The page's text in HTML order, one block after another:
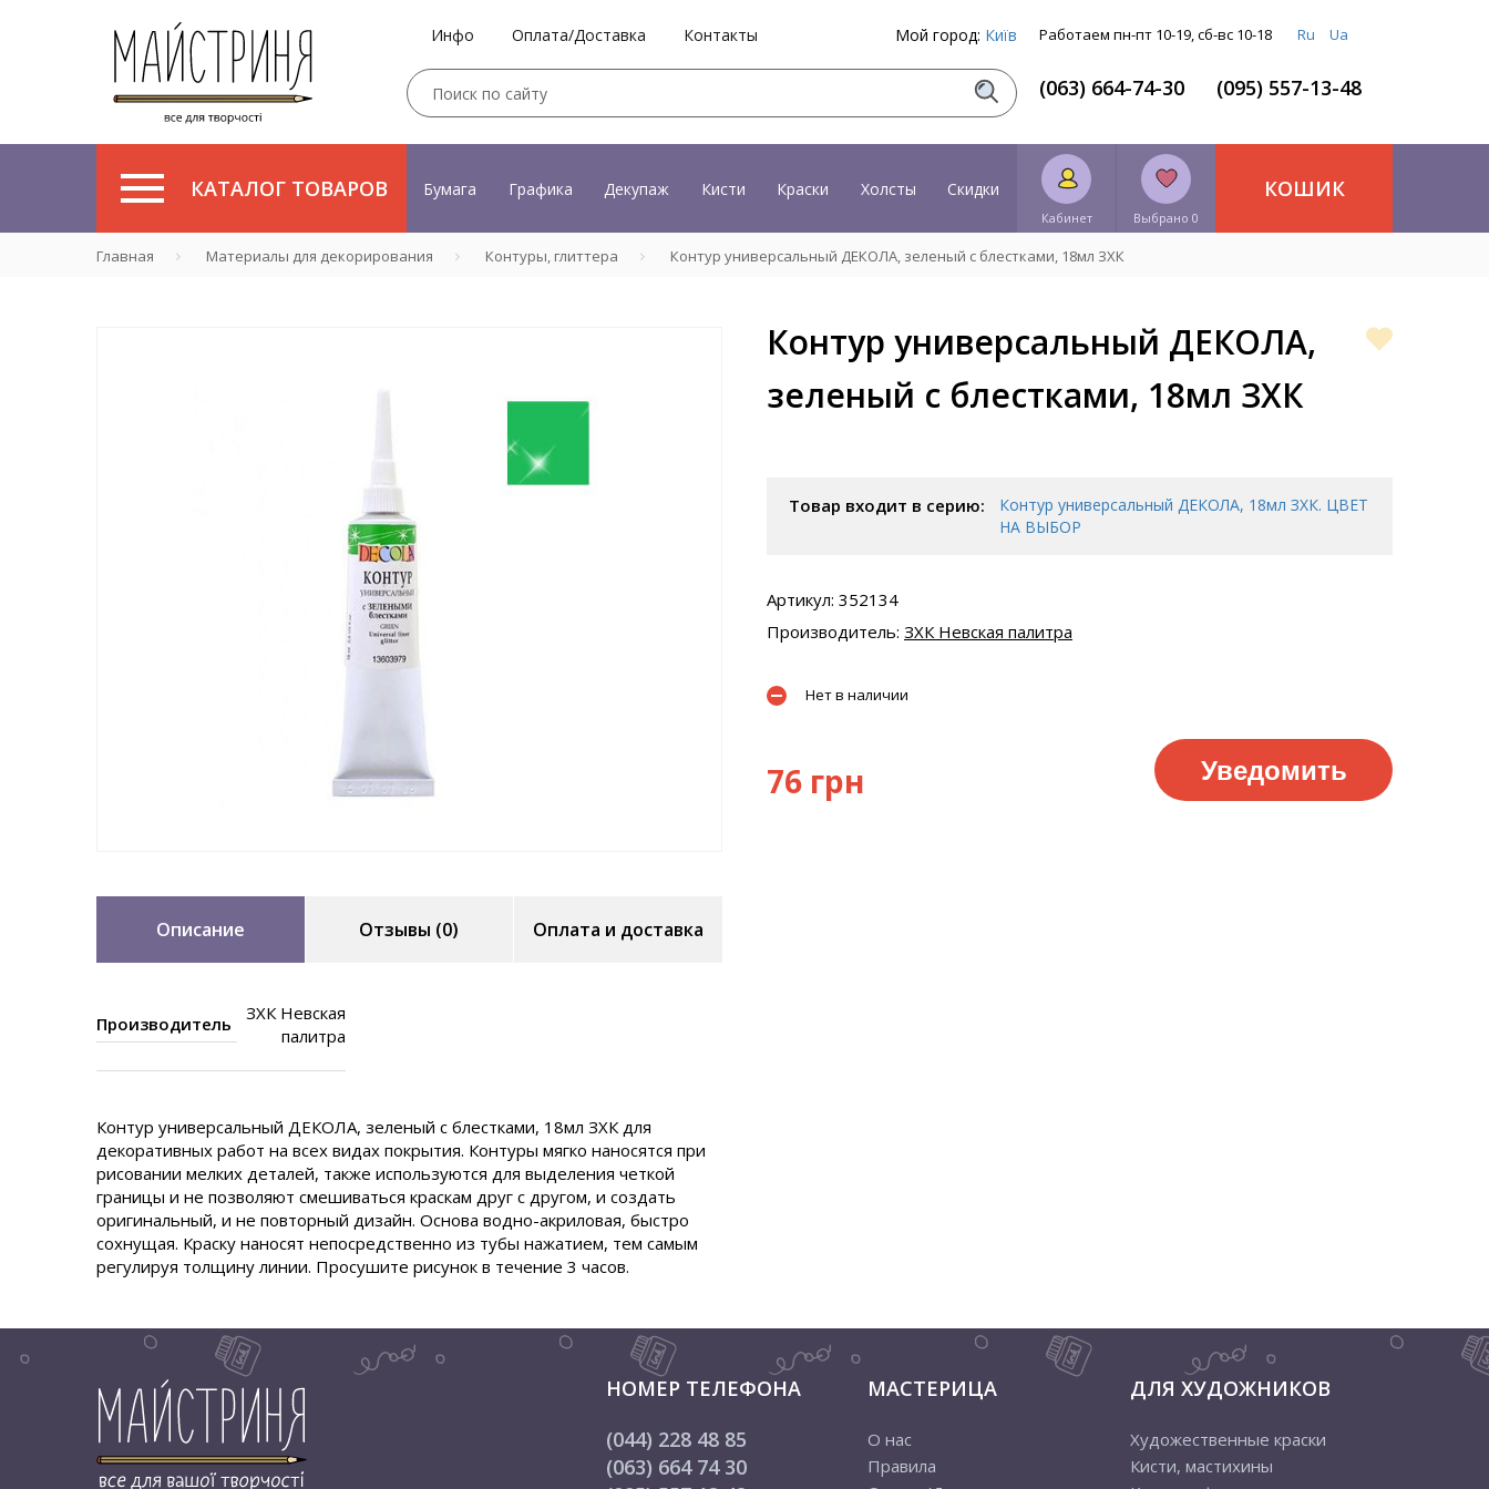
Инфо Оплата/Доставка Контакты Мой город: Київ Работаем пн-пт 10-19, сб-вс 10-18 Ru Ua
(063) 664-74-30 (095) 557-13-48
КАТАЛОГ ТОВАРОВ Бумага Графика Декупаж Кисти Краски Холсты Скидки
Кабинет Выбрано 0
КОШИК
Главная Материалы для декорирования Контуры, глиттера Контур универсальный ДЕКОЛА, зеленый с блестками, 18мл ЗХК
Описание Отзывы (0) Оплата и доставка
Производитель
ЗХК Невская
палитра
Контур универсальный ДЕКОЛА, зеленый с блестками, 18мл ЗХК для
декоративных работ на всех видах покрытия. Контуры мягко наносятся при
рисовании мелких деталей, также используются для выделения четкой
границы и не позволяют смешиваться краскам друг с другом, и создать
оригинальный, и не повторный дизайн. Основа водно-акриловая, быстро
сохнущая. Краску наносят непосредственно из тубы нажатием, тем самым
регулируя толщину линии. Просушите рисунок в течение 3 часов.
Контур универсальный ДЕКОЛА,
зеленый с блестками, 18мл ЗХК
Товар входит в серию:
Контур универсальный ДЕКОЛА, 18мл ЗХК. ЦВЕТ
НА ВЫБОР
Артикул: 352134
Производитель: ЗХК Невская палитра
Нет в наличии
76 грн Уведомить
НОМЕР ТЕЛЕФОНА
(044) 228 48 85
(063) 664 74 30
МАСТЕРИЦА
О нас
Правила
ДЛЯ ХУДОЖНИКОВ
Художественные краски
Кисти, мастихины